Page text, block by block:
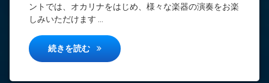
ントでは、オカリナをはじめ、様々な楽器の演奏をお楽
しみいただけます …
続きを読む 【ジョイフルコンサート２０２５in松山 開
)